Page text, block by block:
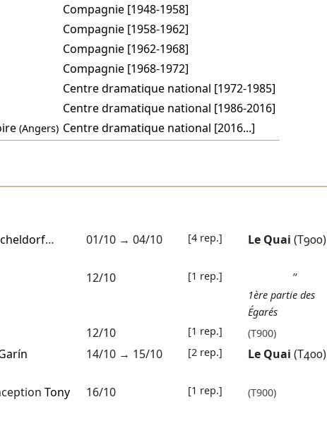
Compagnie [1948-1958]
Compagnie [1958-1962]
Compagnie [1962-1968]
Compagnie [1968-1972]
Centre dramatique national [1972-1985]
Centre dramatique national [1986-2016]
(Angers) Centre dramatique national [2016...]
…
01/10→ 04/10 [4 rep.] Le Quai (T900)
12/10 [1 rep.] ”
1ère partie des
Égarés
12/10 [1 rep.] (T900)
14/10→ 15/10 [2 rep.] Le Quai (T400)
Tony
16/10 [1 rep.] (T900)